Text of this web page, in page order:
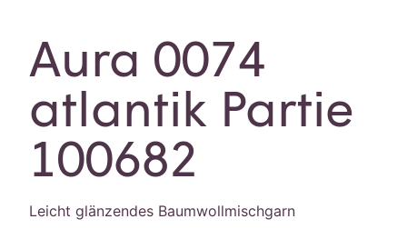
Aura 0074
atlantik Partie
100682
Leicht glänzendes Baumwollmischgarn